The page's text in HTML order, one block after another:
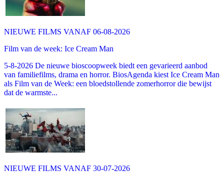
NIEUWE FILMS VANAF 06-08-2026
Film van de week: Ice Cream Man
5-8-2026 De nieuwe bioscoopweek biedt een gevarieerd aanbod
van familiefilms, drama en horror. BiosAgenda kiest Ice Cream Man
als Film van de Week: een bloedstollende zomerhorror die bewijst
dat de warmste...
NIEUWE FILMS VANAF 30-07-2026